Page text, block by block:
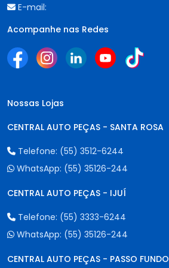
E-mail:
Acompanhe nas Redes
Nossas Lojas
CENTRAL AUTO PEÇAS - SANTA ROSA
Telefone: (55) 3512-6244
WhatsApp: (55) 35126-244
CENTRAL AUTO PEÇAS - IJUÍ
Telefone: (55) 3333-6244
WhatsApp: (55) 35126-244
CENTRAL AUTO PEÇAS - PASSO FUNDO